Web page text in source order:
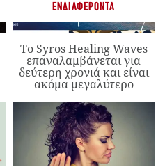
ΕΝΔΙΑΦΈΡΟΝΤΑ
Το Syros Healing Waves
επαναλαμβάνεται για
δεύτερη χρονιά και είναι
ακόμα μεγαλύτερο